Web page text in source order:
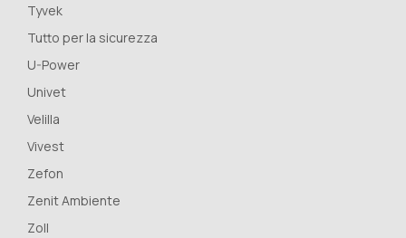
Tyvek
Tutto per la sicurezza
U-Power
Univet
Velilla
Vivest
Zefon
Zenit Ambiente
Zoll